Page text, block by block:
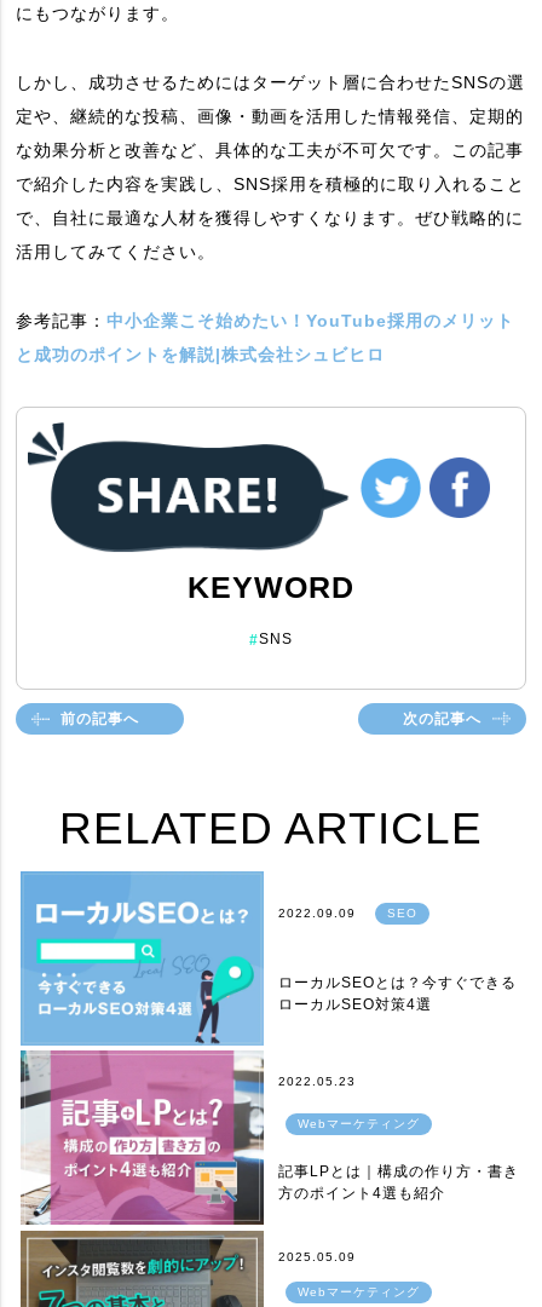
にもつながります。
しかし、成功させるためにはターゲット層に合わせたSNSの選
定や、継続的な投稿、画像・動画を活用した情報発信、定期的
な効果分析と改善など、具体的な工夫が不可欠です。この記事
で紹介した内容を実践し、SNS採用を積極的に取り入れること
で、自社に最適な人材を獲得しやすくなります。ぜひ戦略的に
活用してみてください。
参考記事：中小企業こそ始めたい！YouTube採用のメリット
と成功のポイントを解説|株式会社シュビヒロ
KEYWORD
#SNS
前の記事へ 次の記事へ
RELATED ARTICLE
2022.09.09 SEO
ローカルSEOとは？今すぐできる
ローカルSEO対策4選
2022.05.23
Webマーケティング
記事LPとは｜構成の作り方・書き
方のポイント4選も紹介
2025.05.09
Webマーケティング